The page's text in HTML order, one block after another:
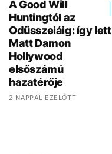
A Good Will
Huntingtól az
Odüsszeiáig: így lett
Matt Damon
Hollywood
elsőszámú
hazatérője
2 NAPPAL EZELŐTT